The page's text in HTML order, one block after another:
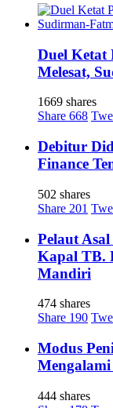
Duel Ketat
Melesat,
1669 shares
Share 668
Debitur
Finance
502 shares
Share 201
Pelaut
Kapal TB.
Mandiri
474 shares
Share 190
Modus
444 shares